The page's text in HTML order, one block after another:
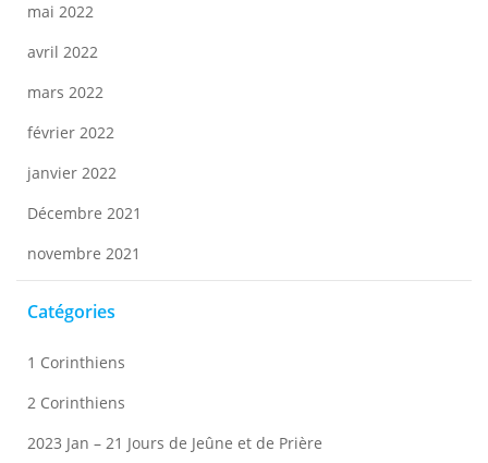
mai 2022
avril 2022
mars 2022
février 2022
janvier 2022
Décembre 2021
novembre 2021
Catégories
1 Corinthiens
2 Corinthiens
2023 Jan – 21 Jours de Jeûne et de Prière